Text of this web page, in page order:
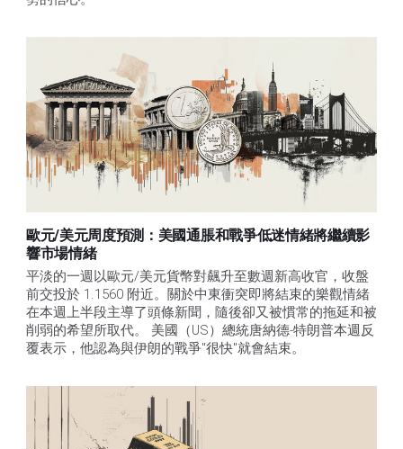
歐元/美元周度預測：美國通脹和戰爭低迷情緒將繼續影
響市場情緒
平淡的一週以歐元/美元貨幣對飆升至數週新高收官，收盤
前交投於 1.1560 附近。關於中東衝突即將結束的樂觀情緒
在本週上半段主導了頭條新聞，隨後卻又被慣常的拖延和被
削弱的希望所取代。 美國（US）總統唐納德-特朗普本週反
覆表示，他認為與伊朗的戰爭"很快"就會結束。